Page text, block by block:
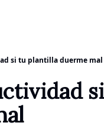
si tu plantilla duerme mal